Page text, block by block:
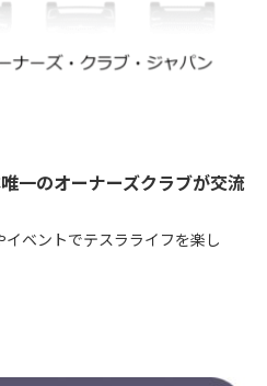
一のオーナーズクラブが交流
ベントでテスラライフを楽し